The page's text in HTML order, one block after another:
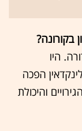
בקורונה?
היו
הפכה
והיכולת